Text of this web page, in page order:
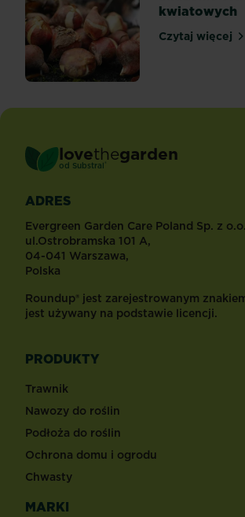
kwiatowych
Czytaj więcej
lovethegarden
od Substral ®
ADRES
Evergreen Garden Care Poland Sp. z
ul.Ostrobramska 101 A,
04-041 Warszawa,
Polska
Roundup® jest zarejestrowanym
jest używany na podstawie licencji.
PRODUKTY
Trawnik
Nawozy do roślin
Podłoża do roślin
Ochrona domu i ogrodu
Chwasty
MARKI